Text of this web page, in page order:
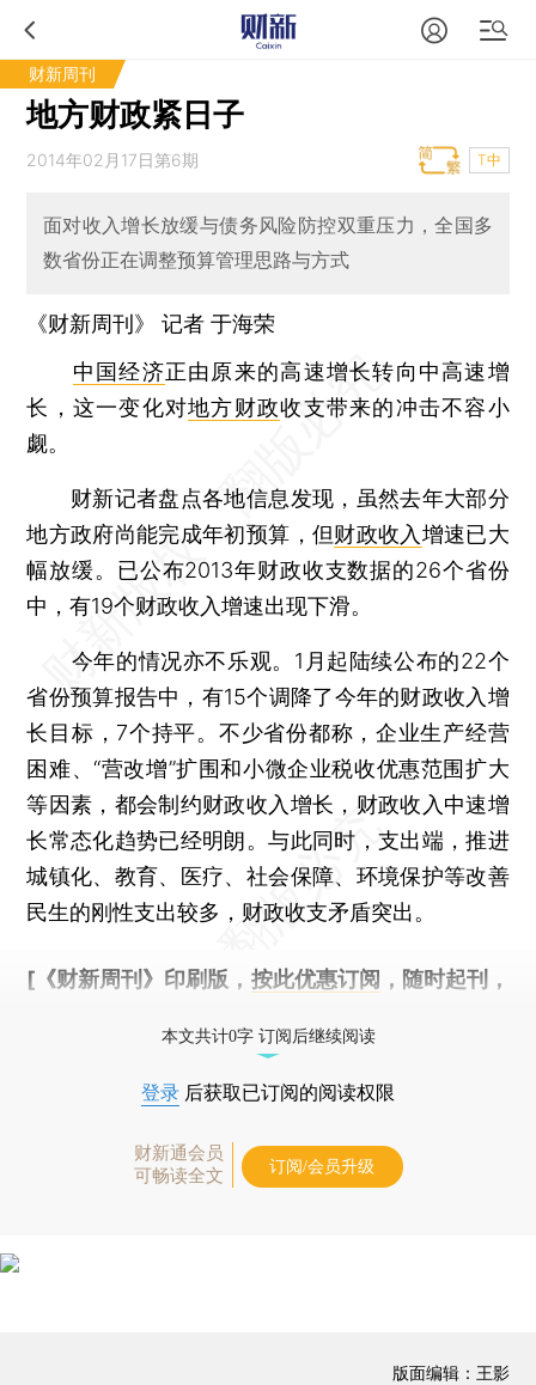
财新周刊
地方财政紧日子
2014年02月17日第6期 T中
面对收入增长放缓与债务风险防控双重压力，全国多
数省份正在调整预算管理思路与方式
《财新周刊》 记者于海荣
中国经济正由原来的高速增长转向中高速增
长，这一变化对地方财政收支带来的冲击不容小
觑。
财新记者盘点各地信息发现，虽然去年大部分
地方政府尚能完成年初预算，但财政收入 增速已大
幅放缓。已公布2013年财政收支数据的26个省份
中，有19个财政收入增速出现下滑。
今年的情况亦不乐观。1月起陆续公布的22个
省份预算报告中，有15个调降了今年的财政收入增
长目标，7个持平。不少省份都称，企业生产经营
困难、“营改增”扩围和小微企业税收优惠范围扩大
等因素，都会制约财政收入增长，财政收入中速增
长常态化趋势已经明朗。与此同时，支出端，推进
城镇化、教育、医疗、社会保障、环境保护等改善
民生的刚性支出较多，财政收支矛盾突出。
[《财新周刊》印刷版， 按此优惠订阅 ，随时起刊，
本文共计0字 订阅后继续阅读
登录 后获取已订阅的阅读权限
财新通会员
可畅读全文
订阅/会员升级
版面编辑：王影